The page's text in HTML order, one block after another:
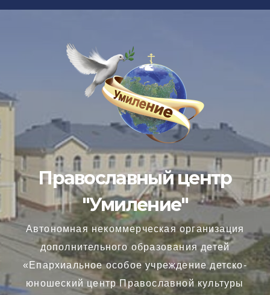
Перейти
Православный центр
"Умиление"
Автономная некоммерческая организация
дополнительного образования детей
«Епархиальное особое учреждение детско-
юношеский центр Православной культуры